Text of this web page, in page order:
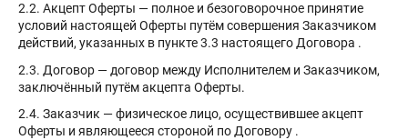
2.2. Акцепт Оферты — полное и безоговорочное принятие
условий настоящей Оферты путём совершения Заказчиком
действий, указанных в пункте 3.3 настоящего Договора .
2.3. Договор — договор между Исполнителем и Заказчиком,
заключённый путём акцепта Оферты.
2.4. Заказчик — физическое лицо, осуществившее акцепт
Оферты и являющееся стороной по Договору .